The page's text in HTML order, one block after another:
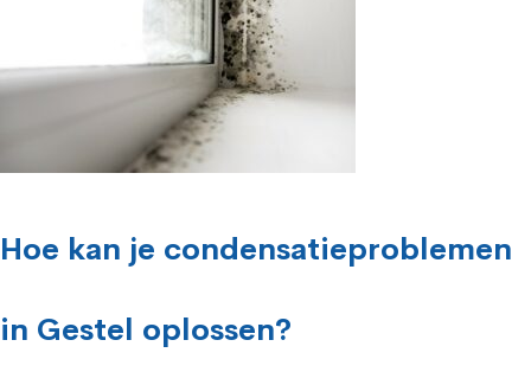
Hoe kan je condensatieproblemen
in Gestel oplossen?